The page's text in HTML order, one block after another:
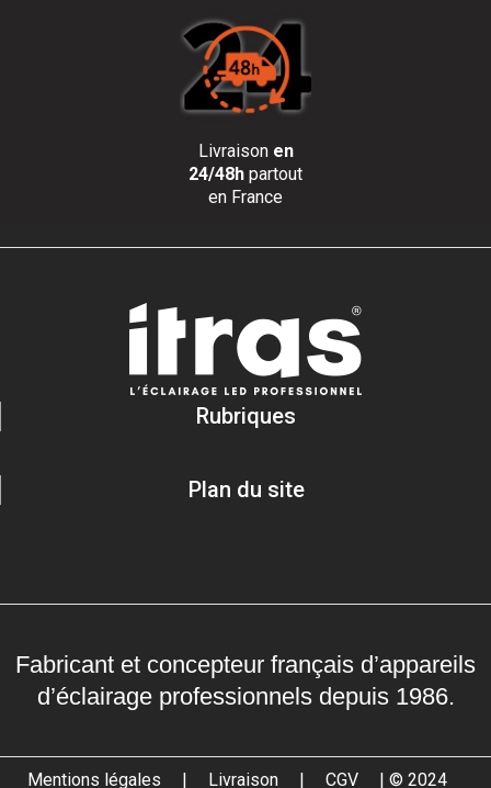
Livraison en
24/48h partout
en France
Rubriques
Plan du site
Fabricant et concepteur français d’appareils
d’éclairage professionnels depuis 1986.
Mentions légales Livraison CGV | © 2024